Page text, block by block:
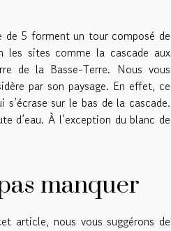
de 5 forment un tour composé de
les sites comme la cascade aux
de la Basse-Terre. Nous vous
par son paysage. En effet, ce
sur le bas de la cascade.
d’eau. À l’exception du blanc de
manquer
article, nous vous suggérons de